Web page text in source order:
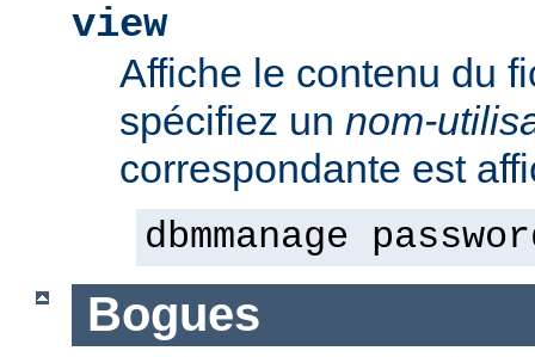
view
Affiche le contenu du
spécifiez un nom-
correspondante est
dbmmanage
Bogues